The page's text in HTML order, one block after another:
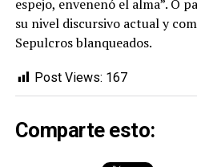
espejo, envenenó el alma”. O
su nivel discursivo actual y
Sepulcros blanqueados.
Post Views: 167
Comparte esto: